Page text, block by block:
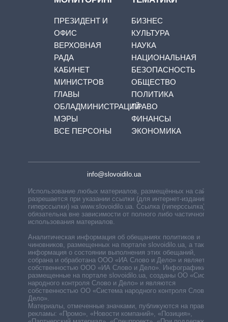
ПРЕЗИДЕНТ И
ОФИС
ВЕРХОВНАЯ
РАДА
КАБИНЕТ
МИНИСТРОВ
ГЛАВЫ
ОБЛАДМИНИСТРАЦИЙ
МЭРЫ
ВСЕ ПЕРСОНЫ
БИЗНЕС
КУЛЬТУРА
НАУКА
НАЦИОНАЛЬНАЯ
БЕЗОПАСНОСТЬ
ОБЩЕСТВО
ПОЛИТИКА
ПРАВО
ФИНАНСЫ
ЭКОНОМИКА
info@slovoidilo.ua
Использование любых материалов, размещённых на сайте,
разрешается при указании ссылки (для интернет-изданий —
гиперссылки) на www.slovoidilo.ua. Ссылка (гиперссылка)
обязательна вне зависимости от полного либо частичного
использования материалов.
Аналитическая информация об обещаниях политиков и
чиновников, размещенных на портале slovoidilo.ua, а также
информация о состоянии выполнения этих обещаний,
собрана и обработана ООО «ИА Слово и Дело» и является
собственностью ООО «ИА Слово и Дело». Инфографики,
размещенные на портале slovoidilo.ua, созданы ОО «Система
народного контроля Слово и Дело» и являются
собственностью ОО «Система народного контроля Слово и
Дело».
Материалы, отмеченные значками, публикуются на правах
рекламы: «Промо», «Новости компаний», «Позиция»,